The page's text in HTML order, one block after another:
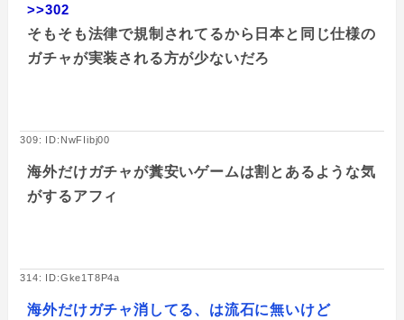
>>302
そもそも法律で規制されてるから日本と同じ仕様の
ガチャが実装される方が少ないだろ
309: ID:NwFIibj00
海外だけガチャが糞安いゲームは割とあるような気
がするアフィ
314: ID:Gke1T8P4a
海外だけガチャ消してる、は流石に無いけど